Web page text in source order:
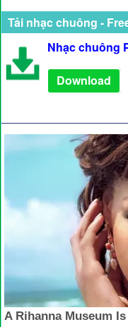
Tải nhạc chuông -
Nhạc chuông
Download